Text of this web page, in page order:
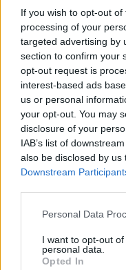
If you wish to opt-out
processing of your
targeted advertising by
section to confirm your
opt-out request is
interest-based ads
us or personal
your opt-out. You may
disclosure of your
IAB’s list of
also be disclosed by
Downstream
Please note that this
not limited to your visit
grant or deny consent
Personal Data
I want to opt-out
personal data.
Opted In
pregunta.
Se educado
Normalmente cuando
de personas:
nosotros y otros que
beneficio. En el
curiosidad y pueda
una foto o invitarte a
mejor es contestar
interesado, gracias”.
haces con buenas
Al tomar transporte
amplio de personas y
en su dia a dia.